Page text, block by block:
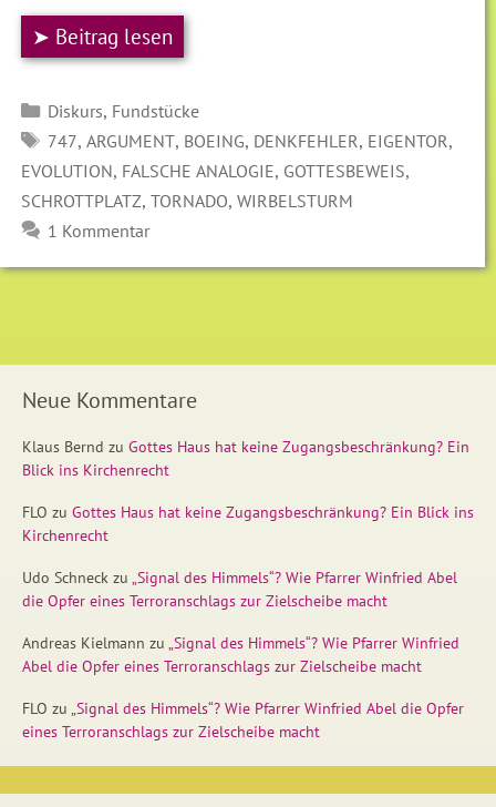
➤ Beitrag lesen
Kategorien
Diskurs, Fundstücke
SCHLAGWÖRTER
747, ARGUMENT, BOEING, DENKFEHLER, EIGENTOR,
EVOLUTION, FALSCHE ANALOGIE, GOTTESBEWEIS,
SCHROTTPLATZ,TORNADO,WIRBELSTURM
1 Kommentar
Neue Kommentare
Klaus Bernd zu Gottes Haus hat keine Zugangsbeschränkung? Ein
Blick ins Kirchenrecht
FLO zu Gottes Haus hat keine Zugangsbeschränkung? Ein Blick ins
Kirchenrecht
Udo Schneck zu „Signal des Himmels“? Wie Pfarrer Winfried Abel
die Opfer eines Terroranschlags zur Zielscheibe macht
Andreas Kielmann zu „Signal des Himmels“? Wie Pfarrer Winfried
Abel die Opfer eines Terroranschlags zur Zielscheibe macht
FLO zu „Signal des Himmels“? Wie Pfarrer Winfried Abel die Opfer
eines Terroranschlags zur Zielscheibe macht